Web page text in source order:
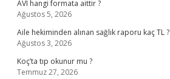
AVI hangi formata aittir ?
Ağustos 5, 2026
Aile hekiminden alınan sağlık raporu kaç TL ?
Ağustos 3, 2026
Koç’ta tıp okunur mu ?
Temmuz 27, 2026